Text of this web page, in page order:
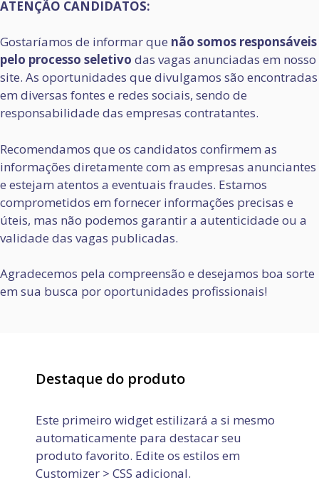
ATENÇÃO CANDIDATOS:
Gostaríamos de informar que não somos responsáveis
pelo processo seletivo das vagas anunciadas em nosso
site. As oportunidades que divulgamos são encontradas
em diversas fontes e redes sociais, sendo de
responsabilidade das empresas contratantes.
Recomendamos que os candidatos confirmem as
informações diretamente com as empresas anunciantes
e estejam atentos a eventuais fraudes. Estamos
comprometidos em fornecer informações precisas e
úteis, mas não podemos garantir a autenticidade ou a
validade das vagas publicadas.
Agradecemos pela compreensão e desejamos boa sorte
em sua busca por oportunidades profissionais!
Destaque do produto
Este primeiro widget estilizará a si mesmo
automaticamente para destacar seu
produto favorito. Edite os estilos em
Customizer > CSS adicional.